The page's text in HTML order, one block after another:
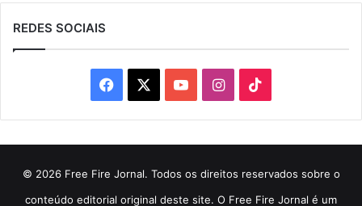
REDES SOCIAIS
Facebook YouTubeInstagram
© 2026 Free Fire Jornal. Todos os direitos reservados sobre o
conteúdo editorial original deste site. O Free Fire Jornal é um